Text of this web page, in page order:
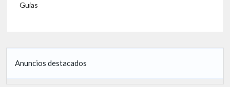
Guias
Anuncios destacados